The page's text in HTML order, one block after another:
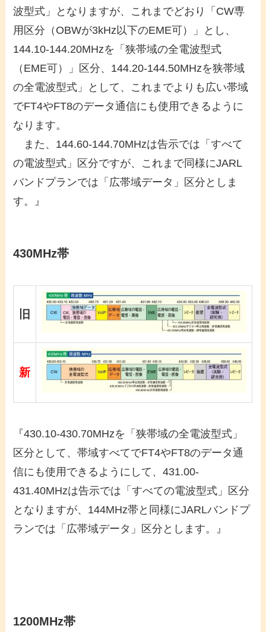
波型式」となりますが、これまでどおり「CW専
用区分（OBWが3kHz以下のEME可）」とし、
144.10-144.20MHzを「狭帯域の全電波型式
（EME可）」区分、144.20-144.50MHzを狭帯域
の全電波型式」として、これまでよりも広い帯域
でFT4やFT8のデータ通信にも使用できるように
なります。
また、144.60-144.70MHzは告示では「すべて
の電波型式」区分ですが、これまで同様にJARL
バンドプランでは「広帯域データ」区分としま
す。』
430MHz帯
旧
新
『430.10-430.70MHzを「狭帯域の全電波型式」
区分として、帯域すべてでFT4やFT8のデータ通
信にも使用できるようにして、431.00-
431.40MHzは告示では「すべての電波型式」区分
となりますが、144MHz帯と同様にJARLバンドプ
ランでは「広帯域データ」区分とします。』
1200MHz帯